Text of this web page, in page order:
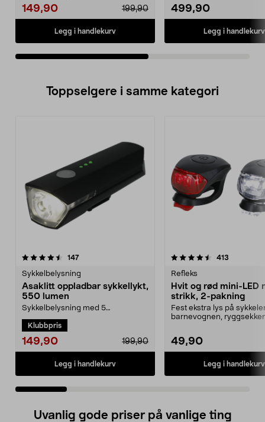
149,90 199,90
Legg i handlekurv
499,90
Legg i handlekurv
Toppselgere i samme kategori
147anmeldelser
Sykkelbelysning
Asaklitt oppladbar sykkellykt,
550 lumen
Sykkelbelysning med 5
tryggere og mer synlig i tra...
Klubbpris
149,90 199,90
Legg i handlekurv
4.5 av 5 stjerner 413
Refleks
Hvit og rød mini-LED
strikk, 2-pakning
Fest ekstra lys på
barnevognen,
49,90
Legg i handlekurv
4.5 av 5 stjerner
Uvanlig gode priser på vanlige ting